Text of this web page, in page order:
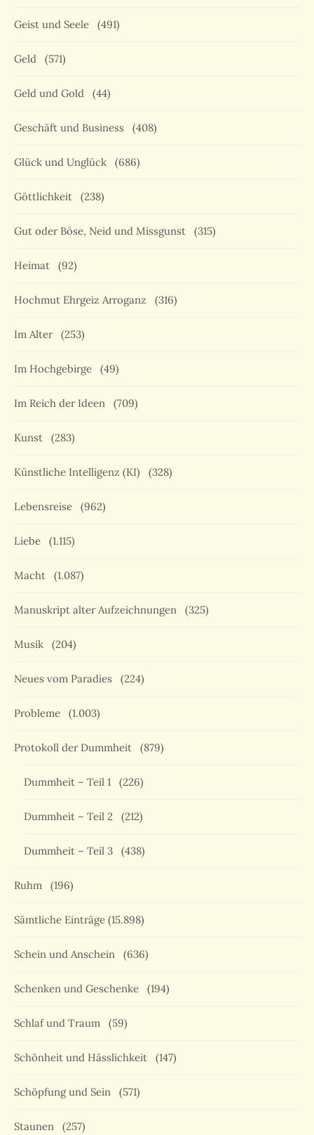
Geist und Seele (491)
Geld (571)
Geld und Gold (44)
Geschäft und Business (408)
Glück und Unglück (686)
Göttlichkeit (238)
Gut oder Böse, Neid und Missgunst (315)
Heimat (92)
Hochmut Ehrgeiz Arroganz (316)
Im Alter (253)
Im Hochgebirge (49)
Im Reich der Ideen (709)
Kunst (283)
Künstliche Intelligenz (KI) (328)
Lebensreise (962)
Liebe (1.115)
Macht (1.087)
Manuskript alter Aufzeichnungen (325)
Musik (204)
Neues vom Paradies (224)
Probleme (1.003)
Protokoll der Dummheit (879)
Dummheit – Teil 1 (226)
Dummheit – Teil 2 (212)
Dummheit – Teil 3 (438)
Ruhm (196)
Sämtliche Einträge (15.898)
Schein und Anschein (636)
Schenken und Geschenke (194)
Schlaf und Traum (59)
Schönheit und Hässlichkeit (147)
Schöpfung und Sein (571)
Staunen (257)